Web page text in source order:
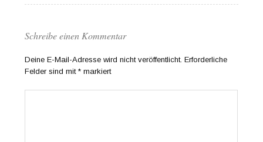
Schreibe einen Kommentar
Deine E-Mail-Adresse wird nicht veröffentlicht. Erforderliche
Felder sind mit* markiert